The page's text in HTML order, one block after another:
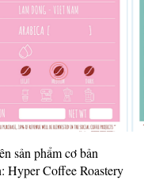
sản phẩm cơ bản
Hyper Coffee Roastery